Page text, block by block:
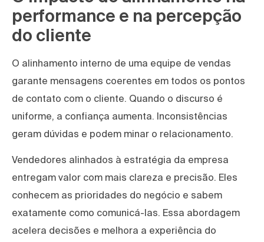
performance e na percepção
do cliente
O alinhamento interno de uma equipe de vendas
garante mensagens coerentes em todos os pontos
de contato com o cliente. Quando o discurso é
uniforme, a confiança aumenta. Inconsistências
geram dúvidas e podem minar o relacionamento.
Vendedores alinhados à estratégia da empresa
entregam valor com mais clareza e precisão. Eles
conhecem as prioridades do negócio e sabem
exatamente como comunicá-las. Essa abordagem
acelera decisões e melhora a experiência do